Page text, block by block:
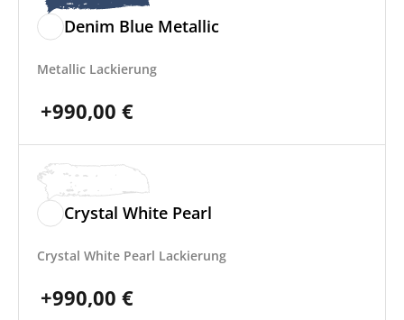
Denim Blue Metallic
Metallic Lackierung
+990,00 €
Crystal White Pearl
Crystal White Pearl Lackierung
+990,00 €